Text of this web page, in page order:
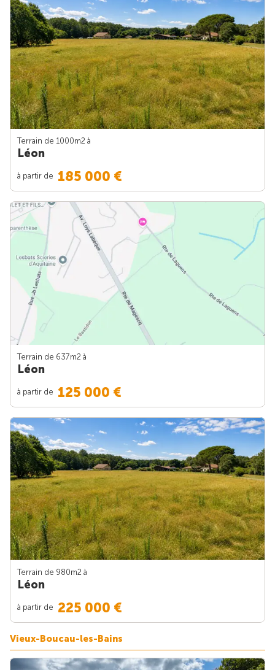
Terrain de 1000m2 à
Léon
à partir de 185 000 €
Terrain de 637m2 à
Léon
à partir de 125 000 €
Terrain de 980m2 à
Léon
à partir de 225 000 €
Vieux-Boucau-les-Bains